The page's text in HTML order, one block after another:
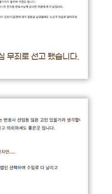
무죄로 선고 됐습니다.